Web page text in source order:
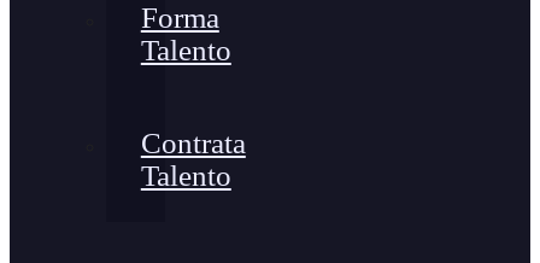
Forma
Talento
Contrata
Talento